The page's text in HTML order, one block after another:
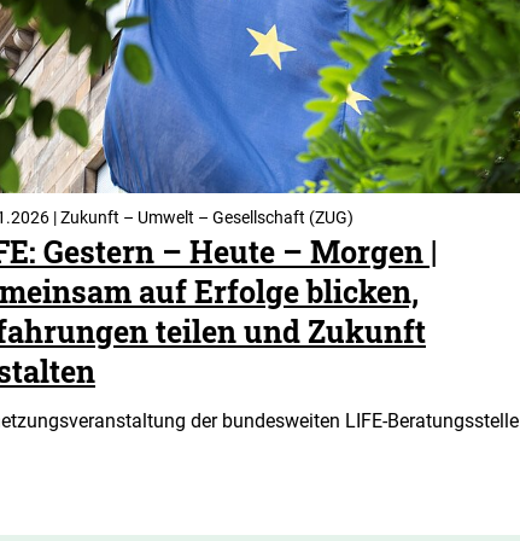
| Zukunft – Umwelt – Gesellschaft (ZUG)
Gestern – Heute – Morgen |
auf Erfolge blicken,
teilen und Zukunft
der bundesweiten LIFE-Beratungsstelle